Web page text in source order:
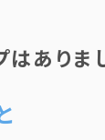
ありま